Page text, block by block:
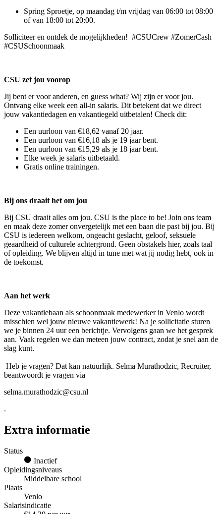
Spring Sproetje, op maandag t/m vrijdag van 06:00 tot 08:00
of van 18:00 tot 20:00.
Solliciteer en ontdek de mogelijkheden! #CSUCrew #ZomerCash
#CSUSchoonmaak
CSU zet jou voorop
Jij bent er voor anderen, en guess what? Wij zijn er voor jou.
Ontvang elke week een all-in salaris. Dit betekent dat we direct
jouw vakantiedagen en vakantiegeld uitbetalen! Check dit:
Een uurloon van €18,62 vanaf 20 jaar.
Een uurloon van €16,18 als je 19 jaar bent.
Een uurloon van €15,29 als je 18 jaar bent.
Elke week je salaris uitbetaald.
Gratis online trainingen.
Bij ons draait het om jou
Bij CSU draait alles om jou. CSU is the place to be! Join ons team
en maak deze zomer onvergetelijk met een baan die past bij jou. Bij
CSU is iedereen welkom, ongeacht geslacht, geloof, seksuele
geaardheid of culturele achtergrond. Geen obstakels hier, zoals taal
of opleiding. We blijven altijd in tune met wat jij nodig hebt, ook in
de toekomst.
Aan het werk
Deze vakantiebaan als schoonmaak medewerker in Venlo wordt
misschien wel jouw nieuwe vakantiewerk! Na je sollicitatie sturen
we je binnen 24 uur een berichtje. Vervolgens gaan we het gesprek
aan. Vaak regelen we dan meteen jouw contract, zodat je snel aan de
slag kunt.
Heb je vragen? Dat kan natuurlijk. Selma Murathodzic, Recruiter,
beantwoordt je vragen via
selma.murathodzic@csu.nl
.
Extra informatie
Status
Inactief
Opleidingsniveaus
Middelbare school
Plaats
Venlo
Salarisindicatie